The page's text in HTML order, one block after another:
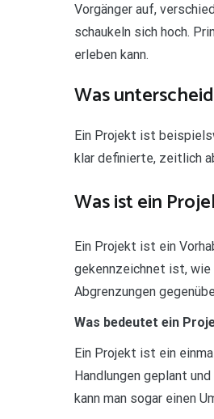
Vorgänger auf,
schaukeln sich hoch.
erleben kann.
Was
Ein Projekt ist
klar definierte, zeitlich
Was ist ein
Ein Projekt ist ein
gekennzeichnet ist, wie
Abgrenzungen
Was bedeutet ein
Ein Projekt ist ein
Handlungen geplant
kann man sogar einen